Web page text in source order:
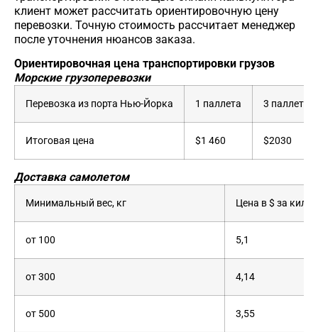
клиент может рассчитать ориентировочную цену
перевозки. Точную стоимость рассчитает менеджер
после уточнения нюансов заказа.
Ориентировочная цена транспортировки грузов
Морские грузоперевозки
Перевозка из порта Нью-Йорка 1 паллета 3 паллеты
Итоговая цена $1 460 $2030
Доставка самолетом
Минимальный вес, кг Цена в $ за
от 100 5,1
от 300 4,14
от 500 3,55